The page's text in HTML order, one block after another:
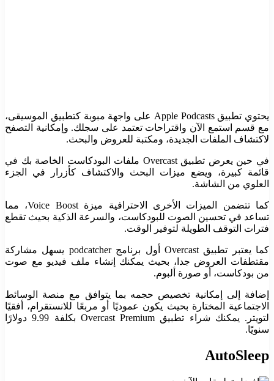
يحتوي تطبيق Apple Podcasts على واجهة مبوبة كتطبيق الموسيقى،
مع قسم استمع الآن واقتراحات تعتمد على سجلك. وإمكانية التصفح
لاكتشاف الملفات الجديدة، ومكتبة للعروض والبحث.
في حين يعرض تطبيق Overcast ملفات البودكاست الخاصة بك في
قائمة كبيرة، ويضع ميزات البحث والاكتشاف كأزرار في الجزء
العلوي من الشاشة.
كما تتضمن الميزات الأخرى الاحترافية ميزة Voice Boost، مما
تساعد في تحسين الصوت للبودكاست، والسرعة الذكية بحيث تقطع
فترات التوقف الطويلة لتوفير الوقت.
كما يعتبر تطبيق Overcast أول برنامج podcatcher يسهل مشاركة
مقتطفات العروض جدا، بحيث يمكنك إنشاء ملف فيديو مع صوت
من بودكاست، أو صورة ألبوم.
إضافة إلى إمكانية تخصيص حجمه بما يتوافق مع منصة الوسائط
الاجتماعية المختارة بحيث يكون عموديًا أو مربعًا للانستقرام، أفقيًا
لتويتر.
يمكنك شراء تطبيق Overcast Premium بكلفة 9.99 دولارًا
سنويًا.
AutoSleep